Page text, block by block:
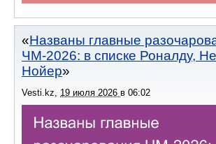
Названы главные
ЧМ-2026: в списке Роналду,
Нойер
Vesti.kz 19 июля 2026 в 06:02